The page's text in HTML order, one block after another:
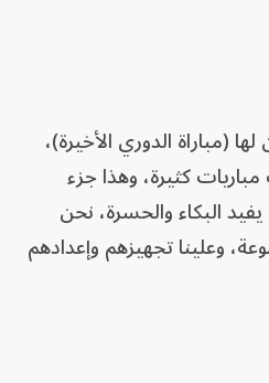
(مباراة الدوري الأخيرة)،
كثيرة، وهذا جزء
البكاء والحسرة، نحن
وعلينا تجهيزهم وإعدادهم